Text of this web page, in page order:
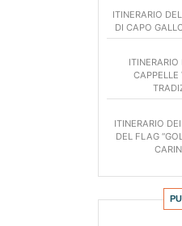
ITINERARIO
DI CAPO
ITINERARIO
ITINERARIO
DEL FLAG